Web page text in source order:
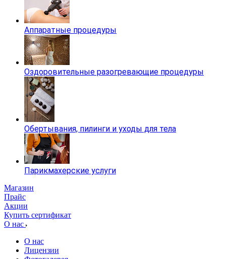
Аппаратные процедуры
Оздоровительные разогревающие процедуры
Обертывания, пилинги и уходы для тела
Парикмахерские услуги
Магазин
Прайс
Акции
Купить сертификат
О нас
О нас
Лицензии